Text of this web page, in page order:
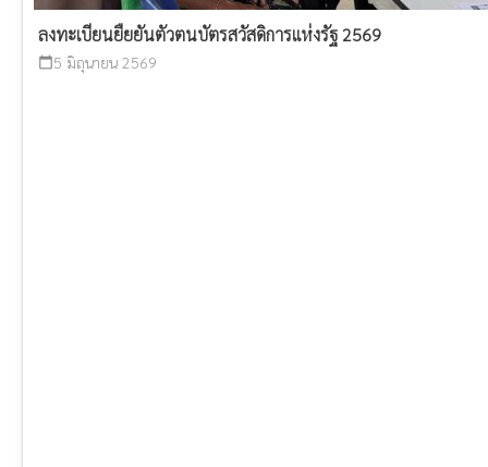
ลงทะเบียนยืยยันตัวตนบัตรสวัสดิการแห่งรัฐ 2569
calendar_today 5 มิถุนายน 2569